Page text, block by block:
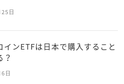
日
インETFは日本で購入すること
？
日